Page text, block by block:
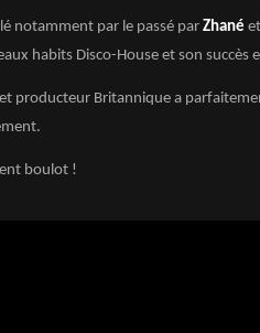
notamment par le passé par Zhané
habits Disco-House et son succès
et producteur Britannique a
boulot !